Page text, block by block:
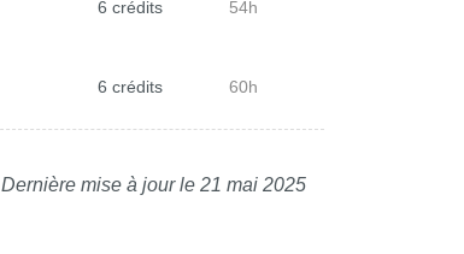
6 crédits 54h
6 crédits 60h
Dernière mise à jour le 21 mai 2025